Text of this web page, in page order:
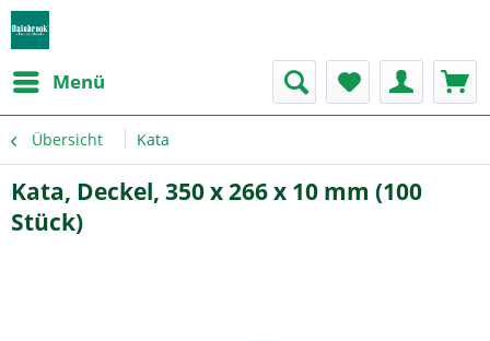
Menü
Übersicht Kata
Kata, Deckel, 350 x 266 x 10 mm (100
Stück)